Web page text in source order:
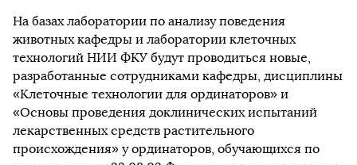
На базах лаборатории по анализу поведения
животных кафедры и лаборатории клеточных
технологий НИИ ФКУ будут проводиться новые,
разработанные сотрудниками кафедры, дисциплины
«Клеточные технологии для ординаторов» и
«Основы проведения доклинических испытаний
лекарственных средств растительного
происхождения» у ординаторов, обучающихся по